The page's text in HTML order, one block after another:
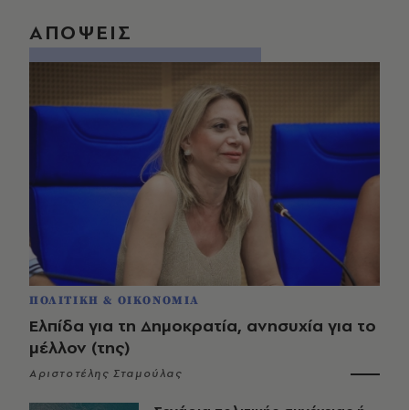
ΑΠΟΨΕΙΣ
ΠΟΛΙΤΙΚΗ & ΟΙΚΟΝΟΜΙΑ
Ελπίδα για τη Δημοκρατία, ανησυχία για το
μέλλον (της)
Αριστοτέλης Σταμούλας